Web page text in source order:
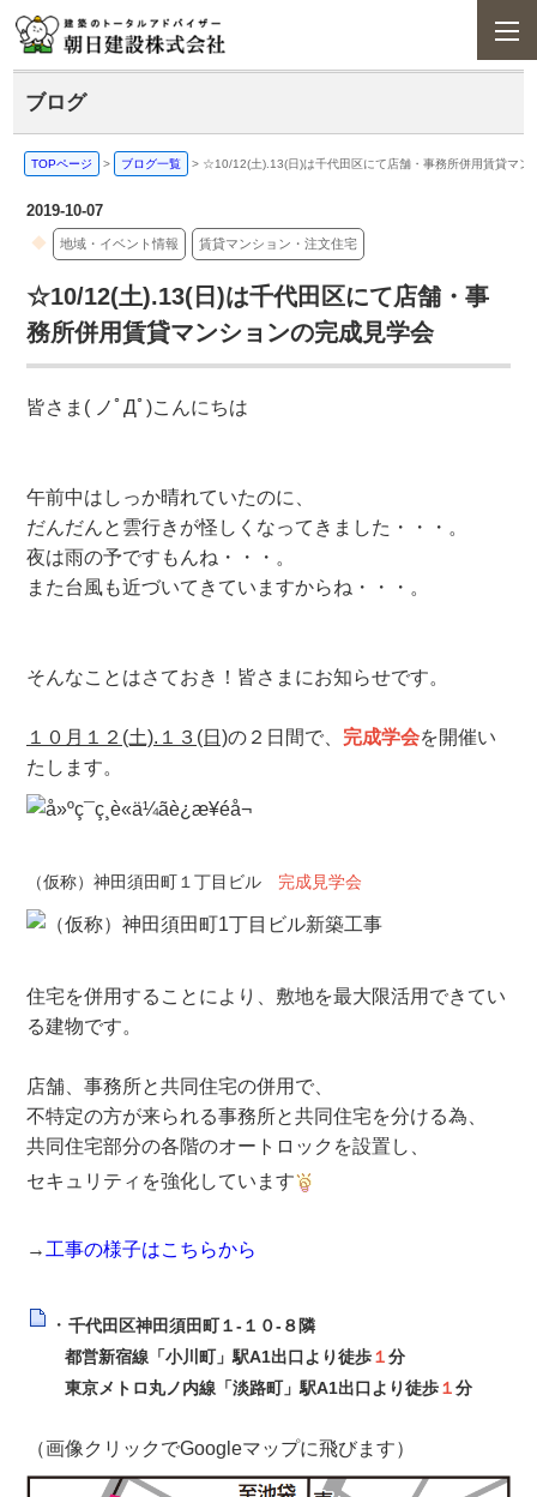
ブログ
TOPページ > ブログ一覧 > ☆10/12(土).13(日)は千代田区にて店舗・事務所併用賃貸マン
2019-10-07
地域・イベント情報 賃貸マンション・注文住宅
☆10/12(土).13(日)は千代田区にて店舗・事
務所併用賃貸マンションの完成見学会
皆さま( ノﾟДﾟ)こんにちは
午前中はしっか晴れていたのに、
だんだんと雲行きが怪しくなってきました・・・。
夜は雨の予ですもんね・・・。
また台風も近づいてきていますからね・・・。
そんなことはさておき！皆さまにお知らせです。
１０月１２(土).１３(日)の２日間で、 完成学会を開催い
たします。
（仮称）神田須田町１丁目ビル 完成見学会
住宅を併用することにより、敷地を最大限活用できてい
る建物です。
店舗、事務所と共同住宅の併用で、
不特定の方が来られる事務所と共同住宅を分ける為、
共同住宅部分の各階のオートロックを設置し、
セキュリティを強化しています
→ 工事の様子はこちらから
・ 千代田区神田須田町１-１０-８隣​​​​
都営新宿線「小川町」駅A1出口より徒歩１分
東京メトロ丸ノ内線「淡路町」駅A1出口より徒歩１分
（画像クリックでGoogleマップに飛びます）